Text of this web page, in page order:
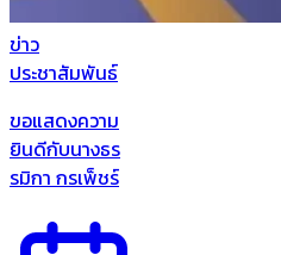
ข่าว
ประชาสัมพันธ์
ขอแสดงความ
ยินดีกับนางธร
รมิกา กรเพ็ชร์